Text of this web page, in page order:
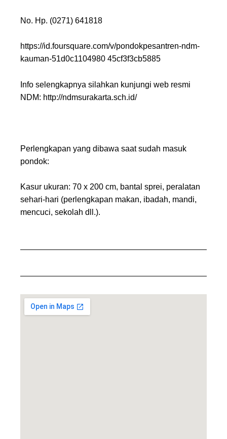
No. Hp. (0271) 641818
https://id.foursquare.com/v/pondokpesantren-ndm-
kauman-51d0c1104980 45cf3f3cb5885
Info selengkapnya silahkan kunjungi web resmi
NDM: http://ndmsurakarta.sch.id/
Perlengkapan yang dibawa saat sudah masuk
pondok:
Kasur ukuran: 70 x 200 cm, bantal sprei, peralatan
sehari-hari (perlengkapan makan, ibadah, mandi,
mencuci, sekolah dll.).